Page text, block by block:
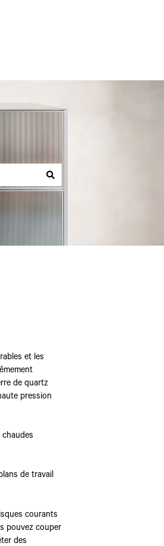
et les
de quartz
pression
de travail
courants
pouvez couper
des